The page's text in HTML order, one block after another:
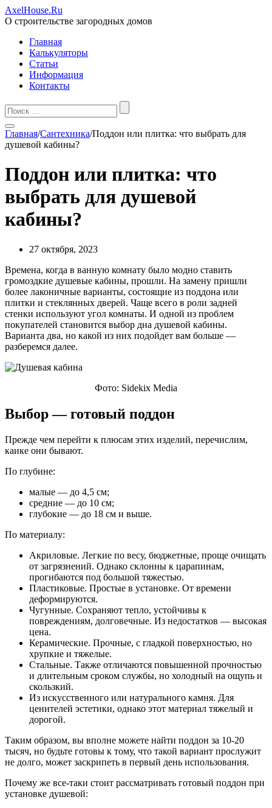
AxelHouse.Ru
О строительстве загородных домов
Главная
Калькуляторы
Статьи
Информация
Контакты
Главная/Сантехника/Поддон или плитка: что выбрать для
душевой кабины?
Поддон или плитка: что
выбрать для душевой
кабины?
27 октября, 2023
Времена, когда в ванную комнату было модно ставить
громоздкие душевые кабины, прошли. На замену пришли
более лаконичные варианты, состоящие из поддона или
плитки и стеклянных дверей. Чаще всего в роли задней
стенки используют угол комнаты. И одной из проблем
покупателей становится выбор дна душевой кабины.
Варианта два, но какой из них подойдет вам больше —
разберемся далее.
Фото: Sidekix Media
Выбор — готовый поддон
Прежде чем перейти к плюсам этих изделий, перечислим,
каике они бывают.
По глубине:
малые — до 4,5 см;
средние — до 10 см;
глубокие — до 18 см и выше.
По материалу:
Акриловые. Легкие по весу, бюджетные, проще очищать
от загрязнений. Однако склонны к царапинам,
прогибаются под большой тяжестью.
Пластиковые. Простые в установке. От времени
деформируются.
Чугунные. Сохраняют тепло, устойчивы к
повреждениям, долговечные. Из недостатков — высокая
цена.
Керамические. Прочные, с гладкой поверхностью, но
хрупкие и тяжелые.
Стальные. Также отличаются повышенной прочностью
и длительным сроком службы, но холодный на ощупь и
скользкий.
Из искусственного или натурального камня. Для
ценителей эстетики, однако этот материал тяжелый и
дорогой.
Таким образом, вы вполне можете найти поддон за 10-20
тысяч, но будьте готовы к тому, что такой вариант прослужит
не долго, может заскрипеть в первый день использования.
Почему же все-таки стоит рассматривать готовый поддон при
установке душевой: